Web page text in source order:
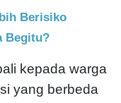
Berisiko
Begitu?
kepada warga
yang berbeda